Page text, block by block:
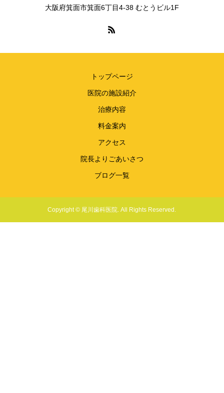
大阪府箕面市箕面6丁目4-38 むとうビル1F
トップページ
医院の施設紹介
治療内容
料金案内
アクセス
院長よりごあいさつ
ブログ一覧
Copyright © 尾川歯科医院. All Rights Reserved.